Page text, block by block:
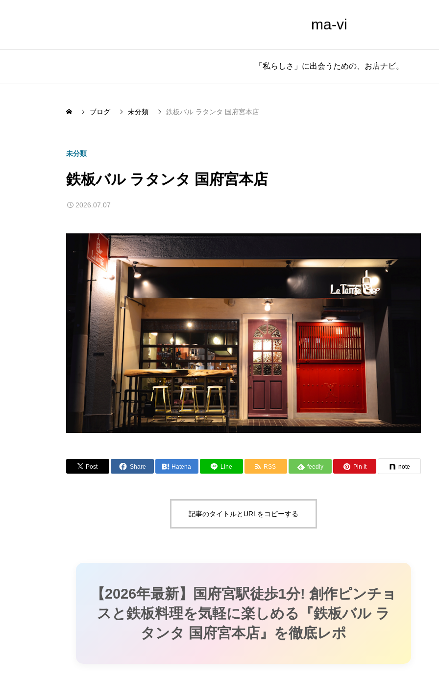
ma-vi
「私らしさ」に出会うための、お店ナビ。
ブログ 未分類 鉄板バル ラタンタ 国府宮本店
未分類
鉄板バル ラタンタ 国府宮本店
2026.07.07
Post Share Hatena Line RSS feedly Pin it note
記事のタイトルとURLをコピーする
【2026年最新】国府宮駅徒歩1分! 創作ピンチョ
スと鉄板料理を気軽に楽しめる『鉄板バル ラ
タンタ 国府宮本店』を徹底レポ